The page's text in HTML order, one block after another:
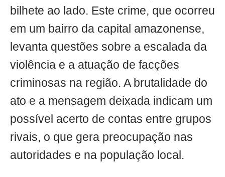
bilhete ao lado. Este crime, que ocorreu
em um bairro da capital amazonense,
levanta questões sobre a escalada da
violência e a atuação de facções
criminosas na região. A brutalidade do
ato e a mensagem deixada indicam um
possível acerto de contas entre grupos
rivais, o que gera preocupação nas
autoridades e na população local.